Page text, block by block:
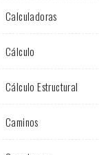
Calculadoras
Cálculo
Cálculo Estructural
Caminos